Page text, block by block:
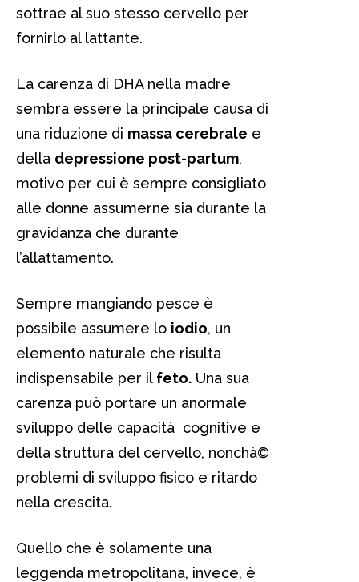
sottrae al suo stesso cervello per
fornirlo al lattante.
La carenza di DHA nella madre
sembra essere la principale causa di
una riduzione di massa cerebrale e
della depressione post-partum,
motivo per cui è sempre consigliato
alle donne assumerne sia durante la
gravidanza che durante
l’allattamento.
Sempre mangiando pesce è
possibile assumere lo iodio, un
elemento naturale che risulta
indispensabile per il feto. Una sua
carenza può portare un anormale
sviluppo delle capacità cognitive e
della struttura del cervello, nonchà©
problemi di sviluppo fisico e ritardo
nella crescita.
Quello che è solamente una
leggenda metropolitana, invece, è